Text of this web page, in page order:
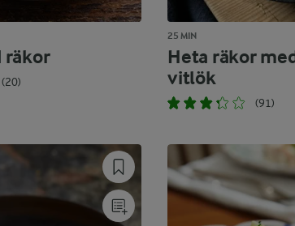
räkor
(20)
25 MIN
Heta räkor
vitlök
(91)